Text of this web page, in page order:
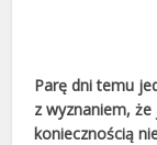
Parę dni temu
z wyznaniem,
koniecznością